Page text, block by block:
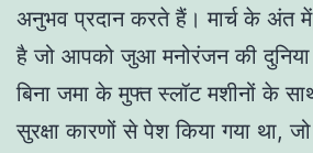
अनुभव प्रदान करते हैं। मार्च के अंत
है जो आपको जुआ मनोरंजन की दुनिया
बिना जमा के मुफ्त स्लॉट मशीनों के
सुरक्षा कारणों से पेश किया गया था,